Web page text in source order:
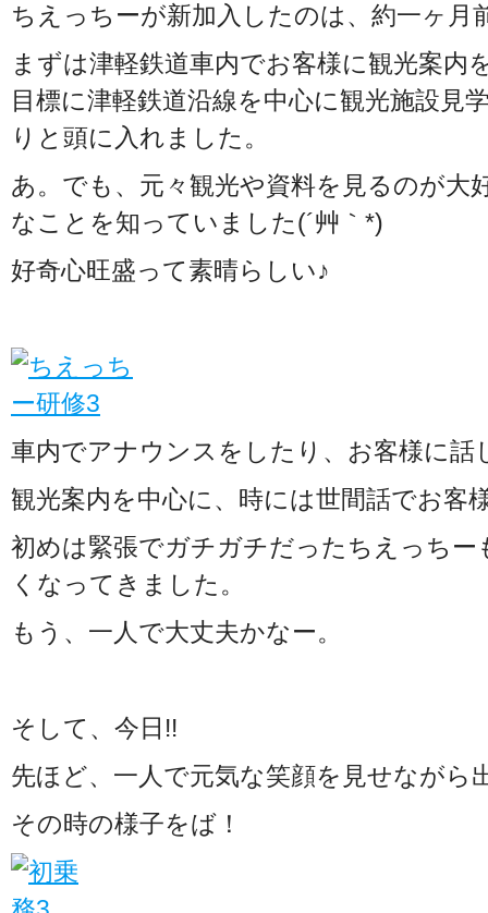
ちえっちーが新加入したのは、約一ヶ月
まずは津軽鉄道車内でお客様に観光案内
目標に津軽鉄道沿線を中心に観光施設見
りと頭に入れました。
あ。でも、元々観光や資料を見るのが大
なことを知っていました(´艸｀*)
好奇心旺盛って素晴らしい♪
車内でアナウンスをしたり、お客様に話
観光案内を中心に、時には世間話でお客
初めは緊張でガチガチだったちえっちー
くなってきました。
もう、一人で大丈夫かなー。
そして、今日!!
先ほど、一人で元気な笑顔を見せながら
その時の様子をば！